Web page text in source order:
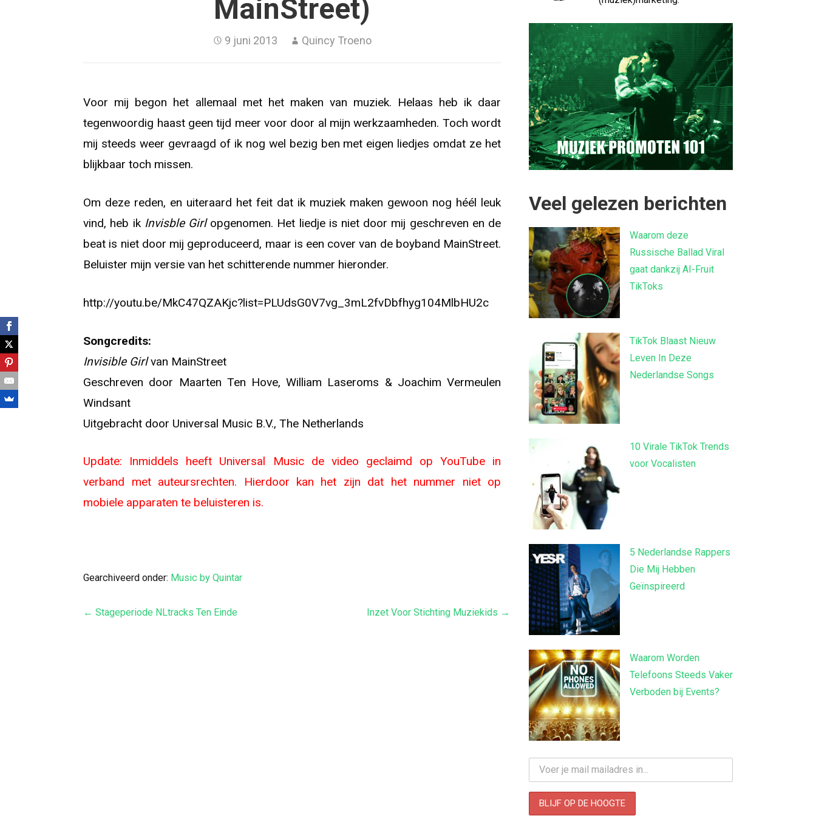
MainStreet)
9 juni 2013 Quincy Troeno
Voor mij begon het allemaal met het maken van muziek. Helaas heb ik daar
tegenwoordig haast geen tijd meer voor door al mijn werkzaamheden. Toch wordt
mij steeds weer gevraagd of ik nog wel bezig ben met eigen liedjes omdat ze het
blijkbaar toch missen.
Om deze reden, en uiteraard het feit dat ik muziek maken gewoon nog héél leuk
vind, heb ik Invisble Girlopgenomen. Het liedje is niet door mij geschreven en de
beat is niet door mij geproduceerd, maar is een cover van de boyband MainStreet.
Beluister mijn versie van het schitterende nummer hieronder.
http://youtu.be/MkC47QZAKjc?list=PLUdsG0V7vg_3mL2fvDbfhyg104MlbHU2c
Songcredits:
Invisible Girlvan MainStreet
Geschreven door Maarten Ten Hove, William Laseroms & Joachim Vermeulen
Windsant
Uitgebracht door Universal Music B.V., The Netherlands
Update: Inmiddels heeft Universal Music de video geclaimd op YouTube in
verband met auteursrechten. Hierdoor kan het zijn dat het nummer niet op
mobiele apparaten te beluisteren is.
Gearchiveerd onder: Music by Quintar
Bericht
← Stageperiode NLtracks Ten Einde Inzet Voor Stichting Muziekids →
Veel gelezen berichten
Waarom deze
Russische Ballad Viral
gaat dankzij AI-Fruit
TikToks
TikTok Blaast Nieuw
Leven In Deze
Nederlandse Songs
10 Virale TikTok Trends
voor Vocalisten
5 Nederlandse Rappers
Die Mij Hebben
Geïnspireerd
Waarom Worden
Telefoons Steeds Vaker
Verboden bij Events?